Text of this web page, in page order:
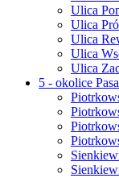
Ulica
Ulica
Ulica
Ulica
Ulica
5 - okolice